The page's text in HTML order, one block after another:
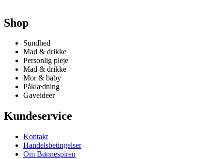
Shop
Sundhed
Mad & drikke
Personlig pleje
Mad & drikke
Mor & baby
Påklædning
Gaveideer
Kundeservice
Kontakt
Handelsbetingelser
Om Bønnespiren